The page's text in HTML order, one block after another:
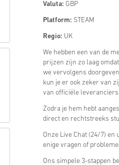
Valuta: GBP
Platform: STEAM
Regio: UK
We hebben een van de
prijzen zijn zo laag
we vervolgens
kun je er ook zeker van
van officiële leveranciers.
Zodra je hem hebt
direct en rechtstreeks
Onze Live Chat (24/7)
enige vragen of
Ons simpele 3-stappen